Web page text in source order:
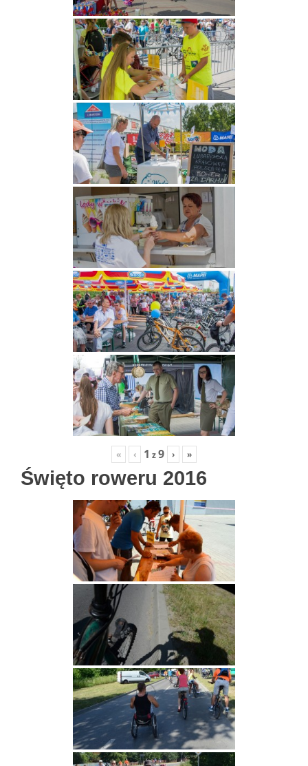
« ‹ 1 z9 › »
Święto roweru 2016